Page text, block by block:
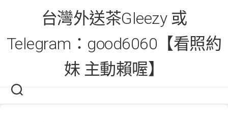
台灣外送茶Gleezy 或
Telegram：good6060【看照約
妹 主動賴喔】